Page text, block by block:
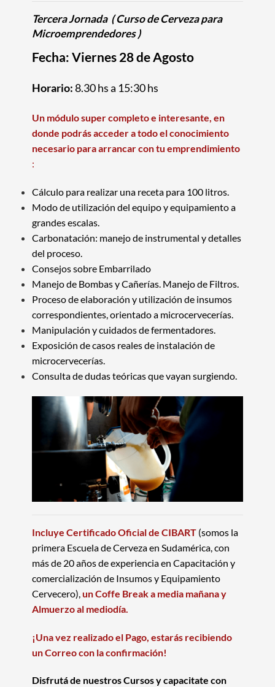
Tercera Jornada ( Curso de Cerveza para
Microemprendedores)
Fecha: Viernes 28 de Agosto
Horario:8.30 hs a 15:30 hs
Un módulo super completo e interesante, en
donde podrás acceder a todo el conocimiento
necesario para arrancar con tu emprendimiento
:
Cálculo para realizar una receta para 100 litros.
Modo de utilización del equipo y equipamiento a
grandes escalas.
Carbonatación: manejo de instrumental y detalles
del proceso.
Consejos sobre Embarrilado
Manejo de Bombas y Cañerías. Manejo de Filtros.
Proceso de elaboración y utilización de insumos
correspondientes, orientado a microcervecerías.
Manipulación y cuidados de fermentadores.
Exposición de casos reales de instalación de
microcervecerías.
Consulta de dudas teóricas que vayan surgiendo.
Incluye Certificado Oficial de CIBART(somos la
primera Escuela de Cerveza en Sudamérica, con
más de 20 años de experiencia en Capacitación y
comercialización de Insumos y Equipamiento
Cervecero),un Coffe Break a media mañana y
Almuerzo al mediodía.
¡Una vez realizado el Pago, estarás recibiendo
un Correo con la confirmación!
Disfrutá de nuestros Cursos y capacitate con